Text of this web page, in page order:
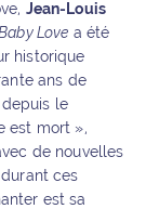
Jean-Louis
Love a été
historique
ans de
depuis le
est mort »,
de nouvelles
ces
est sa